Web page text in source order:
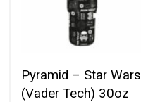
Pyramid – Star Wars
(Vader Tech) 30oz